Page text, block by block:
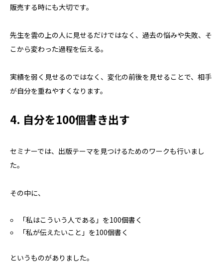
販売する時にも大切です。
先生を雲の上の人に見せるだけではなく、過去の悩みや失敗、そ
こから変わった過程を伝える。
実績を弱く見せるのではなく、変化の前後を見せることで、相手
が自分を重ねやすくなります。
4. 自分を100個書き出す
セミナーでは、出版テーマを見つけるためのワークも行いまし
た。
その中に、
「私はこういう人である」を100個書く
「私が伝えたいこと」を100個書く
というものがありました。